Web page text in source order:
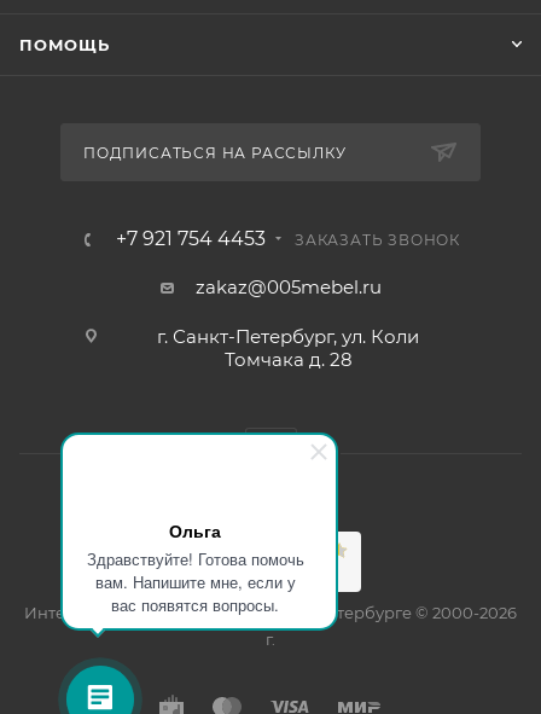
Ольга
Здравствуйте! Готова помочь
вам. Напишите мне, если у
вас появятся вопросы.
ПОМОЩЬ
ПОДПИСАТЬСЯ НА РАССЫЛКУ
+7 921 754 4453 ЗАКАЗАТЬ ЗВОНОК
zakaz@005mebel.ru
г. Санкт-Петербург, ул. Коли
Томчака д. 28
Интернет магазин мебели в Санкт-Петербурге © 2000-2026
г.